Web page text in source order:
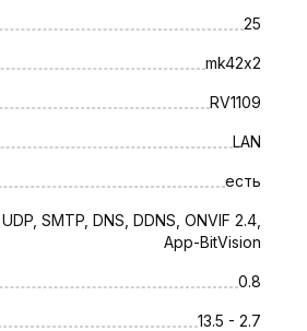
25
mk42х2
RV1109
LAN
есть
SMTP, DNS, DDNS, ONVIF 2.4,
App-BitVision
0.8
13.5 - 2.7